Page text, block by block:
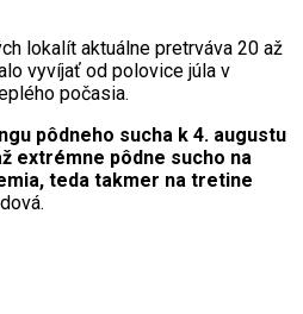
lokalít aktuálne pretrváva 20 až
vyvíjať od polovice júla v
počasia.
pôdneho sucha k 4. augustu
extrémne pôdne sucho na
teda takmer na tretine